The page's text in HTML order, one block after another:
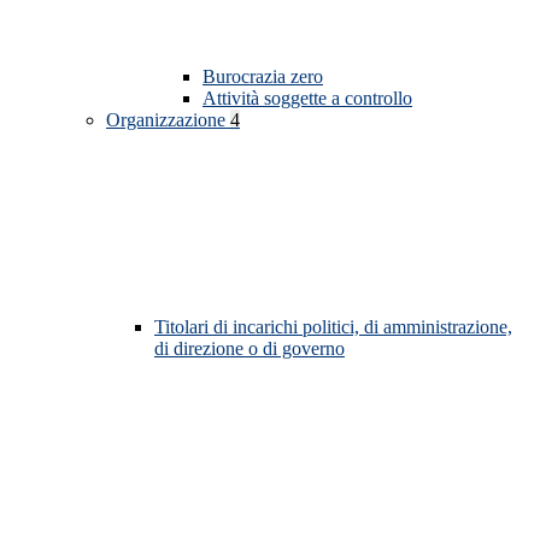
Burocrazia zero
Attività soggette a controllo
Organizzazione 4
Titolari di incarichi politici, di amministrazione,
di direzione o di governo